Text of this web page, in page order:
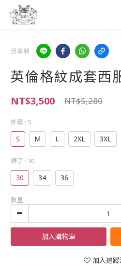
分享到
英倫格紋成套西
NT$3,500 NT$5,280
外套 : S
S M L 2XL 3XL
褲子 : 30
30 34 36
數量
加入購物車
加入追